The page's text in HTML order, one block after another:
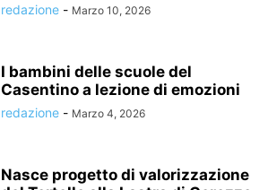
redazione - Marzo 10, 2026
I bambini delle scuole del
Casentino a lezione di emozioni
redazione - Marzo 4, 2026
Nasce progetto di valorizzazione